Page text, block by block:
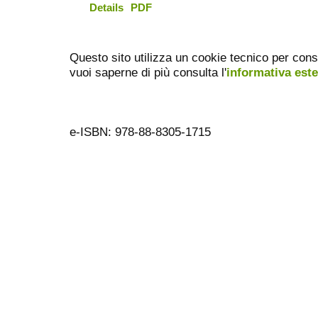
Details PDF
Questo sito utilizza un cookie tecnico per
vuoi saperne di più consulta l'informativa
e-ISBN: 978-88-8305-1715